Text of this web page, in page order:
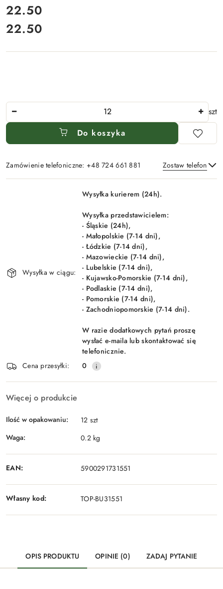
cena:
22.50
Cena:
22.50
Ilość
szt
Do koszyka
Zamówienie telefoniczne: +48 724 661 881 Zostaw telefon
Wyślij
Dostępność
Wysyłka w ciągu:
Wysyłka kurierem (24h).
Wysyłka przedstawicielem:
- Śląskie (24h),
- Małopolskie (7-14 dni),
- Łódzkie (7-14 dni),
- Mazowieckie (7-14 dni),
- Lubelskie (7-14 dni),
- Kujawsko-Pomorskie (7-14 dni),
- Podlaskie (7-14 dni),
- Pomorskie (7-14 dni),
- Zachodniopomorskie (7-14 dni).
W razie dodatkowych pytań proszę
wysłać e-maila lub skontaktować się
telefonicznie.
Cena przesyłki:
0
Więcej o produkcie
Ilość w opakowaniu:
12 szt
Waga:
0.2 kg
EAN: 5900291731551
Własny kod: TOP-BU31551
OPIS PRODUKTU OPINIE (0) ZADAJ PYTANIE